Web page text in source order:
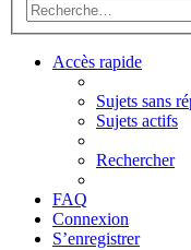
Accès rapide
Sujets sans
Sujets actifs
Rechercher
FAQ
Connexion
S’enregistrer